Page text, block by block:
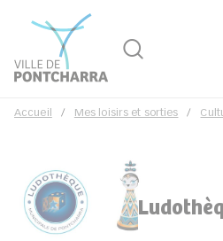
Rechercher
Accueil Mes loisirs et sorties